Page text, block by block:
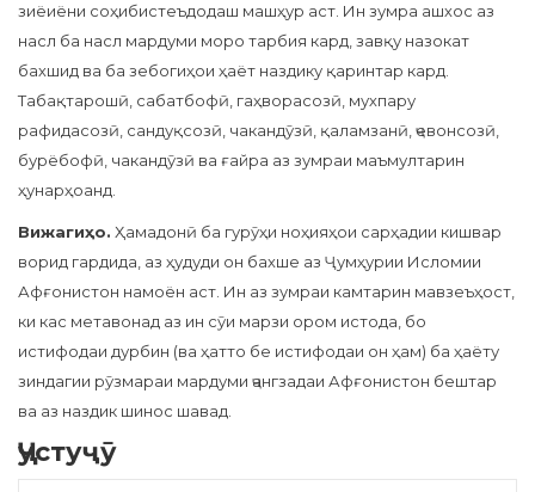
зиёиёни соҳибистеъдодаш машҳур аст. Ин зумра ашхос аз
насл ба насл мардуми моро тарбия кард, завқу назокат
бахшид ва ба зебогиҳои ҳаёт наздику қаринтар кард.
Табақтарошӣ, сабатбофӣ, гаҳворасозӣ, мухпару
рафидасозӣ, сандуқсозӣ, чакандӯзӣ, қаламзанӣ, ҷевонсозӣ,
бурёбофӣ, чакандӯзӣ ва ғайра аз зумраи маъмултарин
ҳунарҳоанд.
Вижагиҳо. Ҳамадонӣ ба гурӯҳи ноҳияҳои сарҳадии кишвар
ворид гардида, аз ҳудуди он бахше аз Ҷумҳурии Исломии
Афғонистон намоён аст. Ин аз зумраи камтарин мавзеъҳост,
ки кас метавонад аз ин сӯи марзи ором истода, бо
истифодаи дурбин (ва ҳатто бе истифодаи он ҳам) ба ҳаёту
зиндагии рӯзмараи мардуми ҷангзадаи Афғонистон бештар
ва аз наздик шинос шавад.
Ҷустуҷӯ